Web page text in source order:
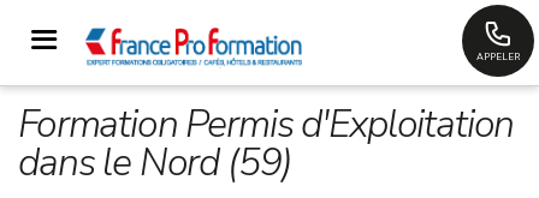
APPELER
Formation Permis d'Exploitation
dans le Nord (59)